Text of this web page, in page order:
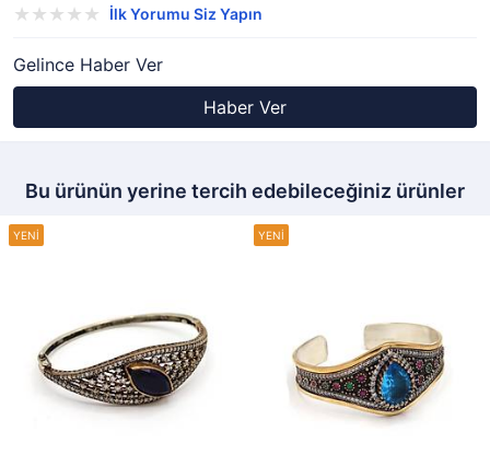
İlk Yorumu Siz Yapın
Gelince Haber Ver
Haber Ver
Bu ürünün yerine tercih edebileceğiniz ürünler